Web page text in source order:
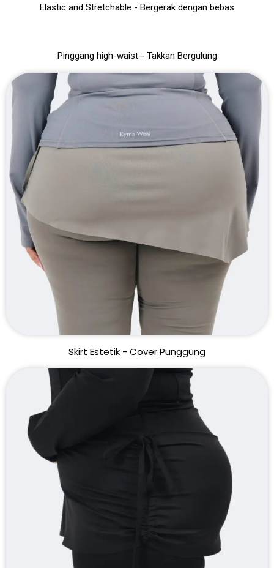
Elastic and Stretchable - Bergerak dengan bebas
Pinggang high-waist - Takkan Bergulung
Skirt Estetik - Cover Punggung